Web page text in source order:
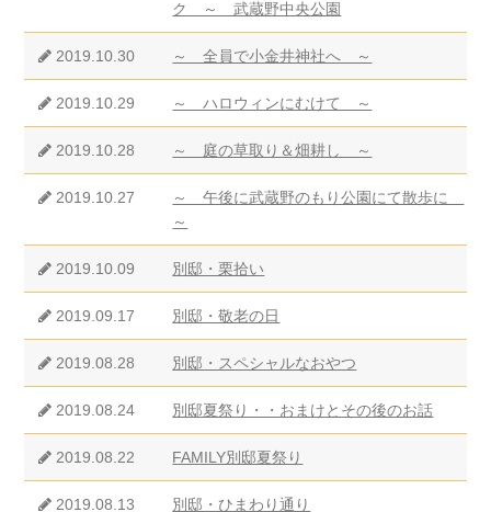
ク ～ 武蔵野中央公園
2019.10.30 ～ 全員で小金井神社へ ～
2019.10.29 ～ ハロウィンにむけて ～
2019.10.28 ～ 庭の草取り＆畑耕し ～
2019.10.27
～ 午後に武蔵野のもり公園にて散歩に
～
2019.10.09 別邸・栗拾い
2019.09.17 別邸・敬老の日
2019.08.28 別邸・スペシャルなおやつ
2019.08.24 別邸夏祭り・・おまけとその後のお話
2019.08.22 FAMILY別邸夏祭り
2019.08.13 別邸・ひまわり通り